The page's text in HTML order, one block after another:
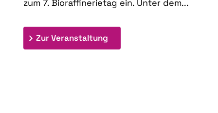
zum 7. Bioraffinerietag ein. Unter dem...
Zur Veranstaltung